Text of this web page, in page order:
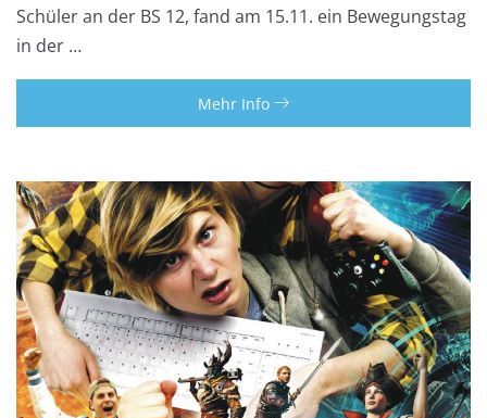
Schüler an der BS 12, fand am 15.11. ein Bewegungstag
in der …
Mehr Info